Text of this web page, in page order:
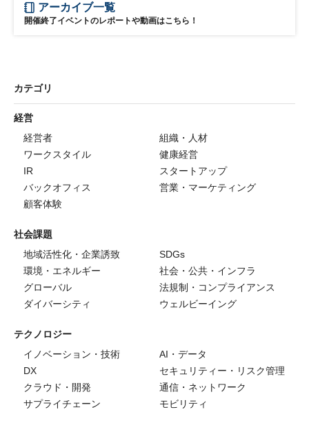
アーカイブ一覧
開催終了イベントのレポートや動画はこちら！
カテゴリ
経営
経営者
組織・人材
ワークスタイル
健康経営
IR
スタートアップ
バックオフィス
営業・マーケティング
顧客体験
社会課題
地域活性化・企業誘致
SDGs
環境・エネルギー
社会・公共・インフラ
グローバル
法規制・コンプライアンス
ダイバーシティ
ウェルビーイング
テクノロジー
イノベーション・技術
AI・データ
DX
セキュリティー・リスク管理
クラウド・開発
通信・ネットワーク
サプライチェーン
モビリティ